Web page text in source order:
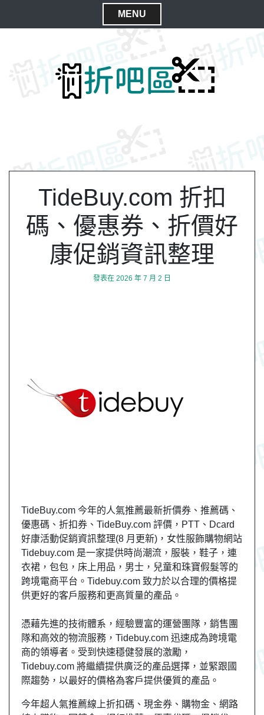
MENU
C
TideBuy.com 折扣
碼、優惠券、折價好
康促銷資訊整理
發表在 2026 年 7 月 2 日
TideBuy.com 今年的人氣推薦最新折價券、推薦碼、
優惠碼、折扣券、TideBuy.com 評價，PTT、Dcard
好康活動促銷資訊整理(8 月更新)，女性服飾購物網站
Tidebuy.com 是一家提供時尚潮流，服裝，鞋子，連
衣裙，包包，床上用品，男士，兒童和珠寶假髮等的
跨境電商平台。Tidebuy.com 致力於以合理的價格提
供更好的客戶服務和更高質量的產品。
憑藉先進的技術體系，經驗豐富的運營團隊，銷售團
隊和高效的物流服務，Tidebuy.com 迅速成為跨境電
商的領導者。受到快速穩健發展的激勵，
Tidebuy.com 將繼續提供廣泛的產品選擇，並緊跟國
際趨勢，以最好的價格為客戶提供優質的產品。
今年超人氣推薦線上折扣碼、現金券、購物金、網路